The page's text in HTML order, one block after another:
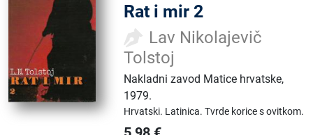
Rat i mir 2
Lav Nikolajevič
Tolstoj
Nakladni zavod Matice hrvatske,
1979.
Hrvatski. Latinica.Tvrde korice s ovitkom.